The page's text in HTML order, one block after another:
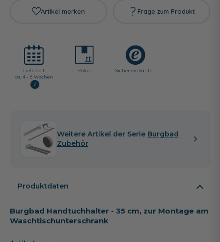
Artikel merken Frage zum Produkt
Lieferzeit:
ca. 4 - 6 Wochen
i
Paket Sicher einkaufen
Weitere Artikel der Serie Burgbad
Zubehör
Produktdaten
Burgbad Handtuchhalter - 35 cm, zur Montage am
Waschtischunterschrank